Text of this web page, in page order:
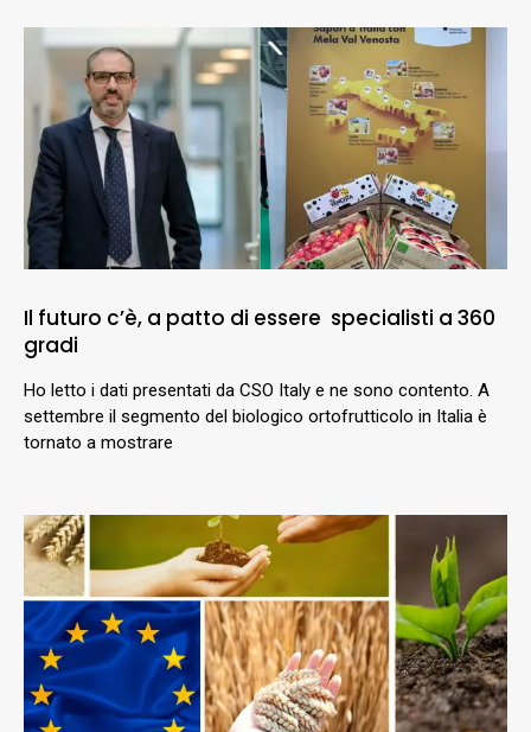
Il futuro c’è, a patto di essere specialisti a 360
gradi
Ho letto i dati presentati da CSO Italy e ne sono contento. A
settembre il segmento del biologico ortofrutticolo in Italia è
tornato a mostrare